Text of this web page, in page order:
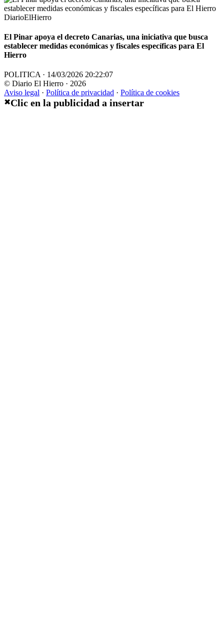
DiarioElHierro
El Pinar apoya el decreto Canarias, una iniciativa que busca
establecer medidas económicas y fiscales específicas para El
Hierro
POLITICA · 14/03/2026 20:22:07
© Diario El Hierro · 2026
Aviso legal · Política de privacidad · Política de cookies
✖Clic en la publicidad a insertar